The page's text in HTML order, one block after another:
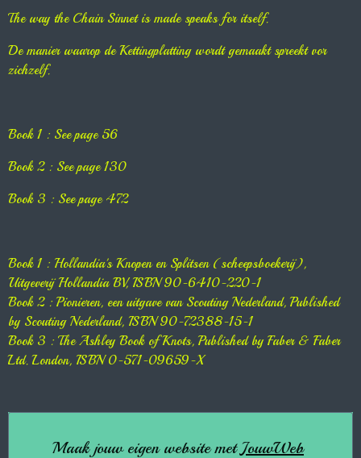
The way the Chain Sinnet is made speaks for itself.
De manier waarop de Kettingplatting wordt gemaakt spreekt vor
zichzelf.
Book 1 : See page 56
Book 2 : See page 130
Book 3 : See page 472
Book 1 : Hollandia's Knopen en Splitsen (scheepsboekerij),
Uitgeverij Hollandia BV, ISBN 90-6410-220-1
Book 2 : Pionieren, een uitgave van Scouting Nederland, Published
by Scouting Nederland, ISBN 90-72388-15-1
Book 3 : The Ashley Book of Knots, Published by Faber & Faber
Ltd. London, ISBN 0-571-09659-X
Maak jouw eigen website met JouwWeb